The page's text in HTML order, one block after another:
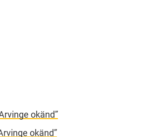
okänd”
okänd”